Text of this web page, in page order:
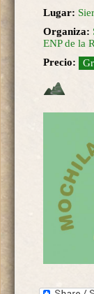
Lugar:
Organiza:
ENP de la
Precio: